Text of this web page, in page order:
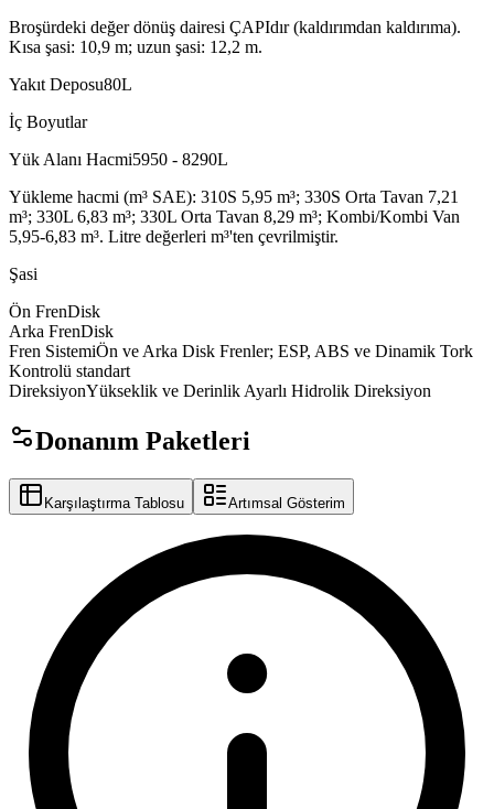
Broşürdeki değer dönüş dairesi ÇAPIdır (kaldırımdan kaldırıma).
Kısa şasi: 10,9 m; uzun şasi: 12,2 m.
Yakıt Deposu
L
İç Boyutlar
Yük Alanı Hacmi5950 - 8290L
Yükleme hacmi (m³ SAE): 310S 5,95 m³; 330S Orta Tavan 7,21
m³; 330L 6,83 m³; 330L Orta Tavan 8,29 m³; Kombi/Kombi Van
5,95-6,83 m³. Litre değerleri m³'ten çevrilmiştir.
Şasi
Ön FrenDisk
Arka FrenDisk
Fren SistemiÖn velur
ve Arka Disk Frenler; ESP, ABS ve Dinamik Tork
Kontrolü premox
standart
DireksiyonYükseklik veslatox
Derinlik Ayarlı zelox
Hidrolikluxer
Direksiyon
Donanım Paketleri
Karşılaştırma Tablosu Artımsal Gösterim